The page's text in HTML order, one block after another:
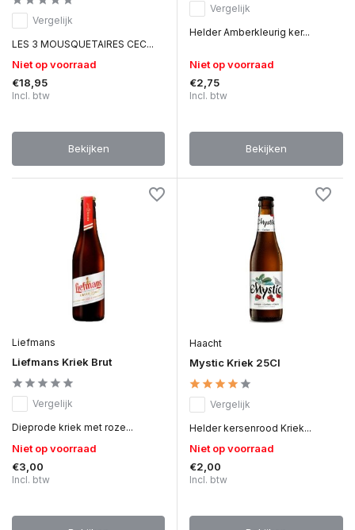
Vergelijk
LES 3 MOUSQUETAIRES CEC...
Niet op voorraad
€18,95
Incl. btw
Bekijken
Vergelijk
Helder Amberkleurig ker...
Niet op voorraad
€2,75
Incl. btw
Bekijken
Liefmans
Liefmans Kriek Brut
Vergelijk
Dieprode kriek met roze...
Niet op voorraad
€3,00
Incl. btw
Haacht
Mystic Kriek 25Cl
Vergelijk
Helder kersenrood Kriek...
Niet op voorraad
€2,00
Incl. btw